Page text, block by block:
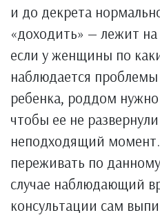
и до декрета
«доходить» — лежит
если у женщины по
наблюдается
ребенка, роддом нужно
чтобы ее не
неподходящий
переживать по
случае наблюдающий
консультации сам